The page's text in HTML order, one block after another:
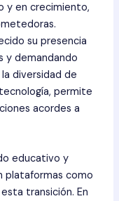
y en crecimiento,
su presencia
y demandando
diversidad de
permite
acordes a
educativo y
plataformas como
transición. En